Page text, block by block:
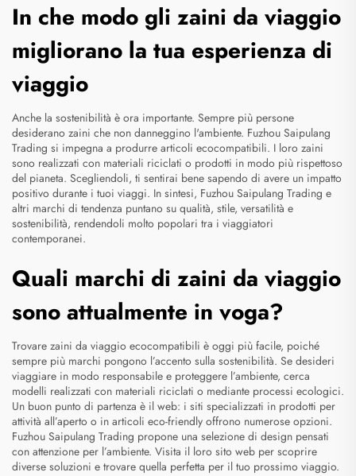
In che modo gli zaini da viaggio
migliorano la tua esperienza di
viaggio
Anche la sostenibilità è ora importante. Sempre più persone
desiderano zaini che non danneggino l'ambiente. Fuzhou Saipulang
Trading si impegna a produrre articoli ecocompatibili. I loro zaini
sono realizzati con materiali riciclati o prodotti in modo più rispettoso
del pianeta. Scegliendoli, ti sentirai bene sapendo di avere un impatto
positivo durante i tuoi viaggi. In sintesi, Fuzhou Saipulang Trading e
altri marchi di tendenza puntano su qualità, stile, versatilità e
sostenibilità, rendendoli molto popolari tra i viaggiatori
contemporanei.
Quali marchi di zaini da viaggio
sono attualmente in voga?
Trovare zaini da viaggio ecocompatibili è oggi più facile, poiché
sempre più marchi pongono l’accento sulla sostenibilità. Se desideri
viaggiare in modo responsabile e proteggere l’ambiente, cerca
modelli realizzati con materiali riciclati o mediante processi ecologici.
Un buon punto di partenza è il web: i siti specializzati in prodotti per
attività all’aperto o in articoli eco-friendly offrono numerose opzioni.
Fuzhou Saipulang Trading propone una selezione di design pensati
con attenzione per l’ambiente. Visita il loro sito web per scoprire
diverse soluzioni e trovare quella perfetta per il tuo prossimo viaggio.